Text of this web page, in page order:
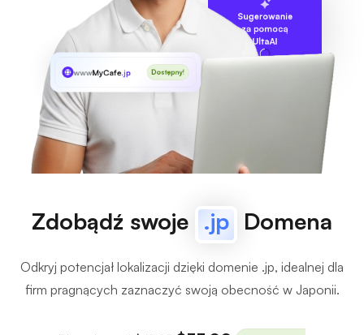
Sugerowanie
za pomocą
UltaAI
wwwMyCafe.jp Dostępny!
Zdobądź swoje .jp Domena
Odkryj potencjał lokalizacji dzięki domenie .jp, idealnej dla
firm pragnących zaznaczyć swoją obecność w Japonii.